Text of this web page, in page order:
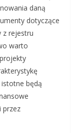
daną
dotyczące
z rejestru
warto
będą
przez